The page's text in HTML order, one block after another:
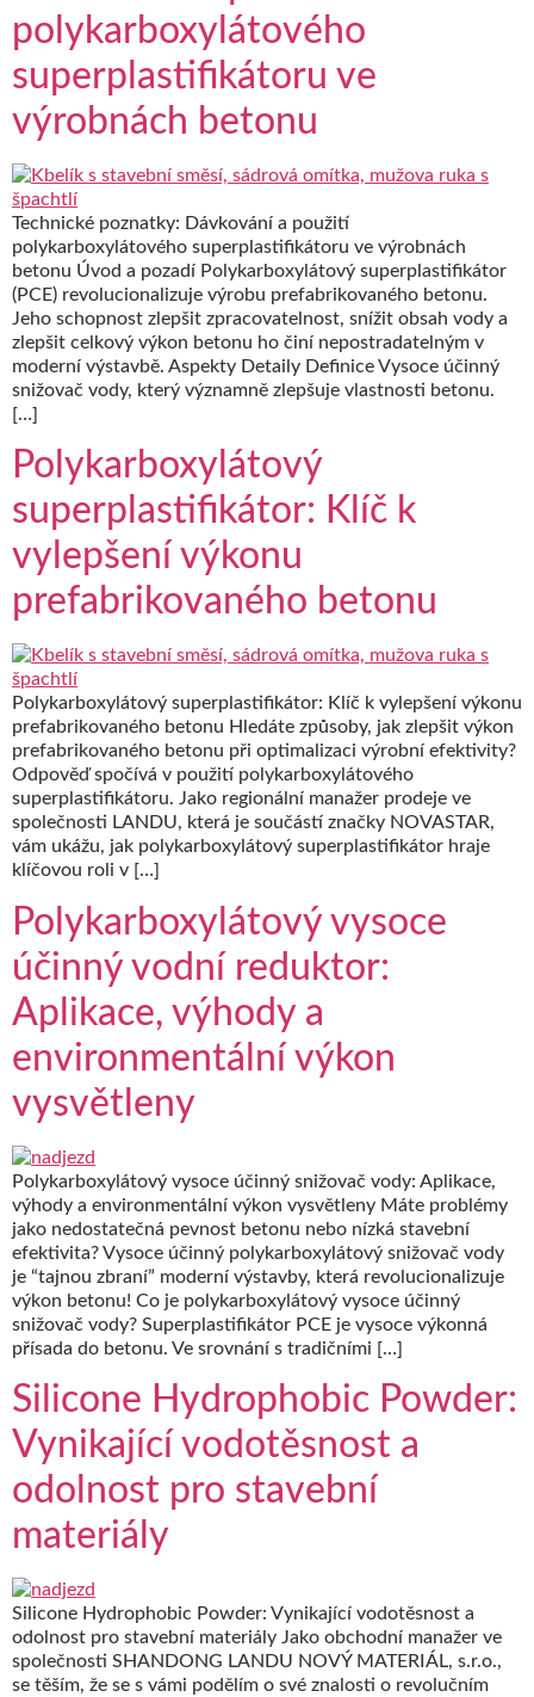
polykarboxylátového
superplastifikátoru ve
výrobnách betonu
Technické poznatky: Dávkování a použití
polykarboxylátového superplastifikátoru ve výrobnách
betonu Úvod a pozadí Polykarboxylátový superplastifikátor
(PCE) revolucionalizuje výrobu prefabrikovaného betonu.
Jeho schopnost zlepšit zpracovatelnost, snížit obsah vody a
zlepšit celkový výkon betonu ho činí nepostradatelným v
moderní výstavbě. Aspekty Detaily Definice Vysoce účinný
snižovač vody, který významně zlepšuje vlastnosti betonu.
[…]
Polykarboxylátový
superplastifikátor: Klíč k
vylepšení výkonu
prefabrikovaného betonu
Polykarboxylátový superplastifikátor: Klíč k vylepšení výkonu
prefabrikovaného betonu Hledáte způsoby, jak zlepšit výkon
prefabrikovaného betonu při optimalizaci výrobní efektivity?
Odpověď spočívá v použití polykarboxylátového
superplastifikátoru. Jako regionální manažer prodeje ve
společnosti LANDU, která je součástí značky NOVASTAR,
vám ukážu, jak polykarboxylátový superplastifikátor hraje
klíčovou roli v […]
Polykarboxylátový vysoce
účinný vodní reduktor:
Aplikace, výhody a
environmentální výkon
vysvětleny
Polykarboxylátový vysoce účinný snižovač vody: Aplikace,
výhody a environmentální výkon vysvětleny Máte problémy
jako nedostatečná pevnost betonu nebo nízká stavební
efektivita? Vysoce účinný polykarboxylátový snižovač vody
je “tajnou zbraní” moderní výstavby, která revolucionalizuje
výkon betonu! Co je polykarboxylátový vysoce účinný
snižovač vody? Superplastifikátor PCE je vysoce výkonná
přísada do betonu. Ve srovnání s tradičními […]
Silicone Hydrophobic Powder:
Vynikající vodotěsnost a
odolnost pro stavební
materiály
Silicone Hydrophobic Powder: Vynikající vodotěsnost a
odolnost pro stavební materiály Jako obchodní manažer ve
společnosti SHANDONG LANDU NOVÝ MATERIÁL, s.r.o.,
se těším, že se s vámi podělím o své znalosti o revolučním